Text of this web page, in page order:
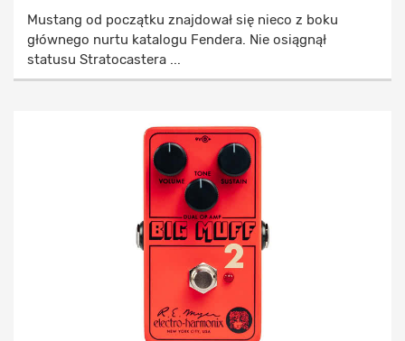
Mustang od początku znajdował się nieco z boku
głównego nurtu katalogu Fendera. Nie osiągnął
statusu Stratocastera ...